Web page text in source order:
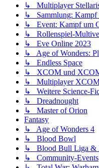
↳ Multiplayer
↳ Sammlung: Kampf
↳ Event: Kampf um
↳ Rollenspiel-
↳ Eve Online 2023
↳ Age of Wonders:
↳ Endless Space
↳ XCOM und
↳ Multiplayer
↳ Weitere Science-
↳ Dreadnought
↳ Master of Orion
Fantasy
↳ Age of Wonders 4
↳ Blood Bowl
↳ Blood Bull Liga &
↳ Community-Events